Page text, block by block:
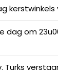
kerstwinkels
dag om
Turks